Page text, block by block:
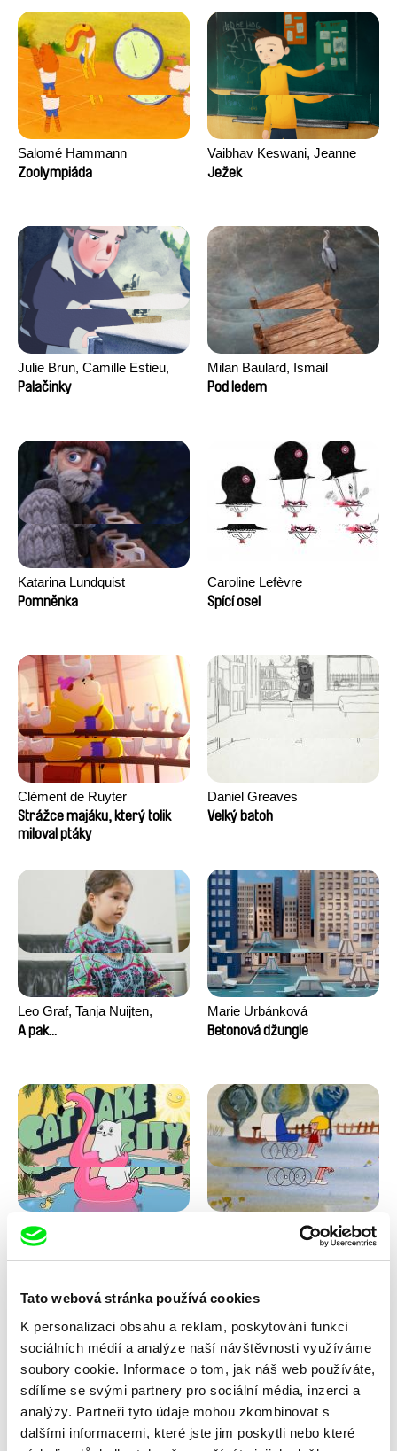
Tato webová stránka používá cookies
K personalizaci obsahu a reklam, poskytování funkcí
sociálních médií a analýze naší návštěvnosti využíváme
soubory cookie. Informace o tom, jak náš web používáte,
sdílíme se svými partnery pro sociální média, inzerci a
analýzy. Partneři tyto údaje mohou zkombinovat s
dalšími informacemi, které jste jim poskytli nebo které
Salomé Hammann
Zoolympiáda
Vaibhav Keswani, Jeanne
Laureau, Colombine Majou,
Ježek
Julie Brun, Camille Estieu,
Jiamin Peng
Palačinky
Milan Baulard, Ismail
Berrahma, Flore Dupont,
Pod ledem
Katarina Lundquist
Pomněnka
Caroline Lefèvre
Spící osel
Clément de Ruyter
Strážce majáku, který tolik
miloval ptáky
Daniel Greaves
Velký batoh
Leo Graf, Tanja Nuijten,
Raphael Stalder
A pak...
Marie Urbánková
Betonová džungle
Antje Heyn
Cat Lake City
Iva Ćirić Marita Mayer